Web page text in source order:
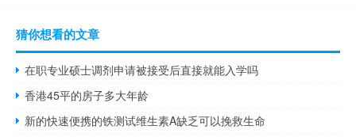
猜你想看的文章
在职专业硕士调剂申请被接受后直接就能入学吗
香港45平的房子多大年龄
新的快速便携的铁测试维生素A缺乏可以挽救生命